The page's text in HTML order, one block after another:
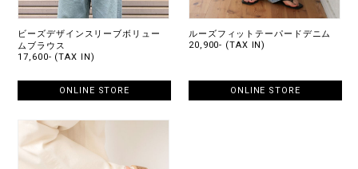
ビーズデザインスリーブボリュー
ムブラウス
17,600- (TAX IN)
ONLINE STORE
ルーズフィットテーパードデニム
20,900- (TAX IN)
ONLINE STORE